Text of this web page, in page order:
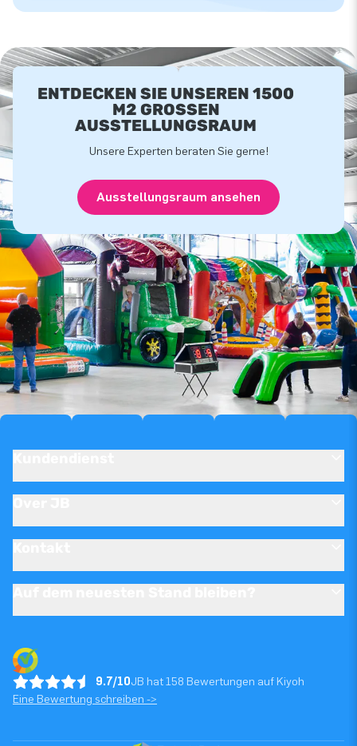
ENTDECKEN SIE UNSEREN 1500
M2 GROSSEN A
USSTELLUNGSRAUM
Unsere Experten beraten Sie gerne!
Ausstellungsraum ansehen
9.7/10JB hat 158 Bewertungen auf Kiyoh
Eine Bewertung schreiben ->